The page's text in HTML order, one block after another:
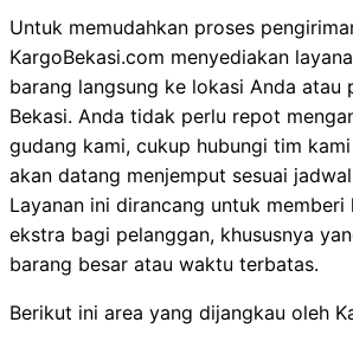
Untuk memudahkan proses
KargoBekasi.com menyediakan
barang langsung ke lokasi Anda atau
Bekasi. Anda tidak perlu repot
gudang kami, cukup hubungi tim
akan datang menjemput sesuai
Layanan ini dirancang untuk memberi
ekstra bagi pelanggan, khususnya
barang besar atau waktu terbatas.
Berikut ini area yang dijangkau oleh